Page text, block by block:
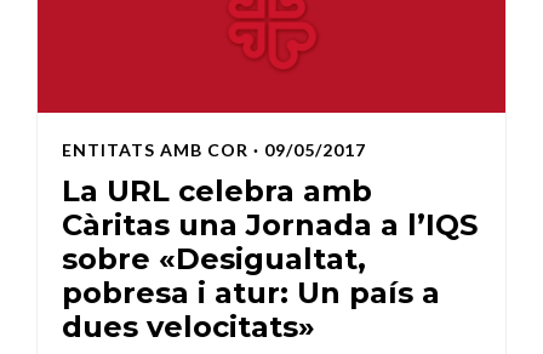
ENTITATS AMB COR · 09/05/2017
La URL celebra amb
Càritas una Jornada a l’IQS
sobre «Desigualtat,
pobresa i atur: Un país a
dues velocitats»